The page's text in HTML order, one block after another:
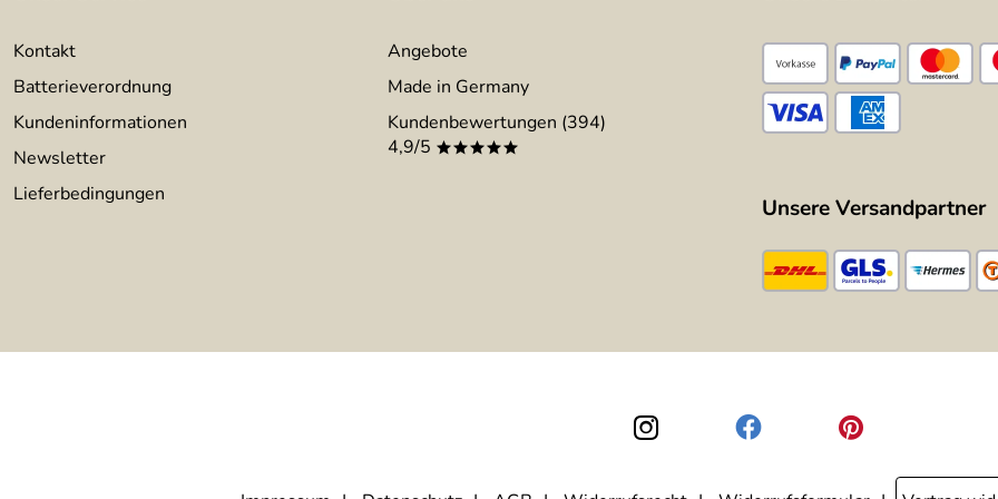
Kontakt
Batterieverordnung
Kundeninformationen
Newsletter
Lieferbedingungen
Angebote
Made in Germany
Kundenbewertungen (394)
4,9/5 *****
Unsere Versandpartner